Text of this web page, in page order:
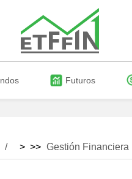
Futuros
> >> Gestión Financiera